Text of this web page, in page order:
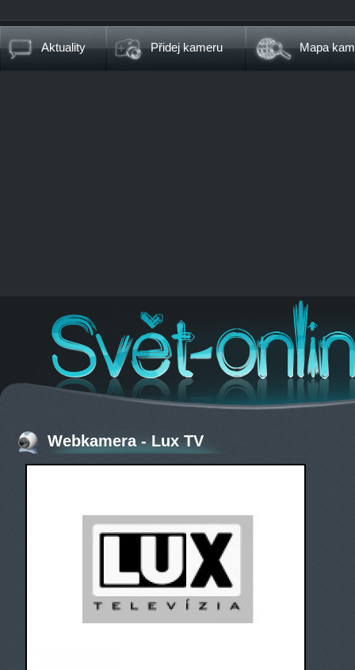
Aktuality Přidej kameru Mapa
Webkamera - Lux TV